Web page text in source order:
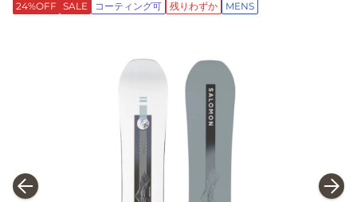
24%OFF SALE コーティング可 残りわずか MENS